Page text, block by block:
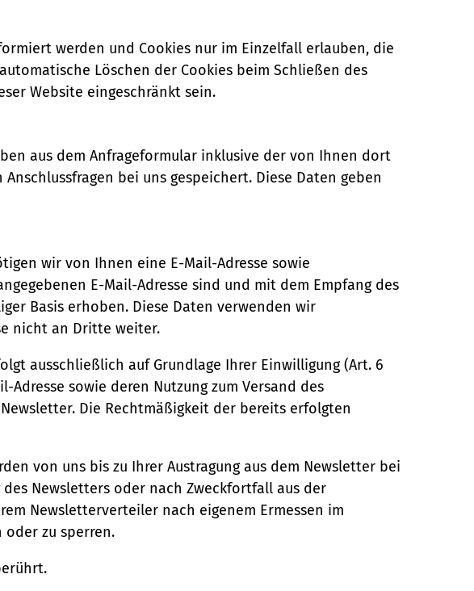
werden und Cookies nur im Einzelfall erlauben, die
Löschen der Cookies beim Schließen des
Website eingeschränkt sein.
aus dem Anfrageformular inklusive der von Ihnen dort
bei uns gespeichert. Diese Daten geben
wir von Ihnen eine E-Mail-Adresse sowie
E-Mail-Adresse sind und mit dem Empfang des
Basis erhoben. Diese Daten verwenden wir
nicht an Dritte weiter.
ausschließlich auf Grundlage Ihrer Einwilligung (Art. 6
Adresse sowie deren Nutzung zum Versand des
Die Rechtmäßigkeit der bereits erfolgten
von uns bis zu Ihrer Austragung aus dem Newsletter bei
Newsletters oder nach Zweckfortfall aus der
Newsletterverteiler nach eigenem Ermessen im
oder zu sperren.